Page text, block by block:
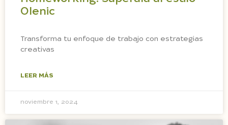
Olenic
Transforma tu enfoque de trabajo con estrategias
creativas
LEER MÁS
noviembre 1, 2024